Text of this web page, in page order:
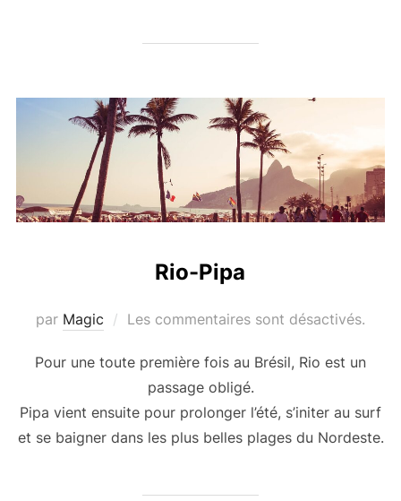
Rio-Pipa
par Magic Les commentaires sont désactivés.
Pour une toute première fois au Brésil, Rio est un
passage obligé.
Pipa vient ensuite pour prolonger l’été, s’initer au surf
et se baigner dans les plus belles plages du Nordeste.